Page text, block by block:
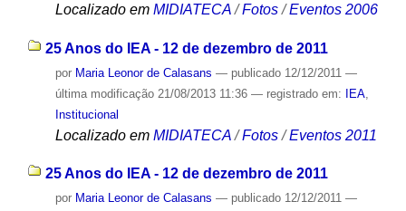
Localizado em MIDIATECA /Fotos /Eventos 2006
25 Anos do IEA - 12 de dezembro de 2011
por Maria Leonor de Calasans — publicado12/12/2011 —
última modificação21/08/2013 11:36 — registrado em: IEA,
Institucional
Localizado em MIDIATECA /Fotos /Eventos 2011
25 Anos do IEA - 12 de dezembro de 2011
por Maria Leonor de Calasans — publicado12/12/2011 —